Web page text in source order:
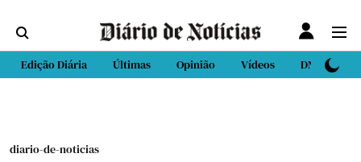
Edição Diária Últimas Opinião Vídeos DN Sport
diario-de-noticias